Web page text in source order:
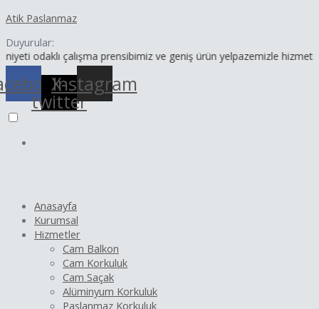
atla
Atik Paslanmaz
Duyurular:
çalışma prensibimiz ve geniş ürün yelpazemizle hizmetinizdeyiz.
X-
twitter
Instagram
Anasayfa
Kurumsal
Hizmetler
Cam Balkon
Cam Korkuluk
Cam Saçak
Alüminyum Korkuluk
Paslanmaz Korkuluk
dolaşımı